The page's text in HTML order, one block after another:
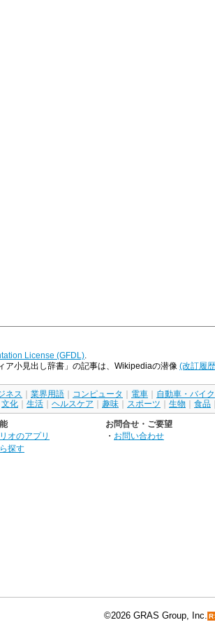
License (GFDL)
ア小見出し辞書」の記事は、Wikipediaの潜像 (改訂履
ネス 業界用語 コンピュータ 電車 自動車・バイク
文化
生活 ヘルスケア 趣味 スポーツ 生物 食品
オのアプリ
探す
お問合せ・ご要望
・ お問い合わせ
©2026 GRAS Group, Inc.